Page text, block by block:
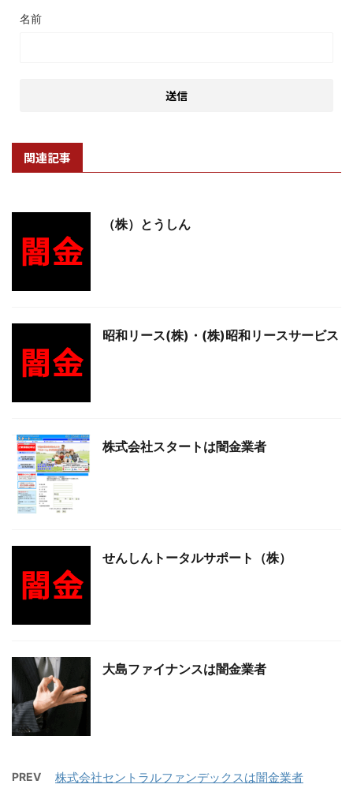
名前
関連記事
（株）とうしん
昭和リース(株)・(株)昭和リースサービス
株式会社スタートは闇金業者
せんしんトータルサポート（株）
大島ファイナンスは闇金業者
PREV 株式会社セントラルファンデックスは闇金業者